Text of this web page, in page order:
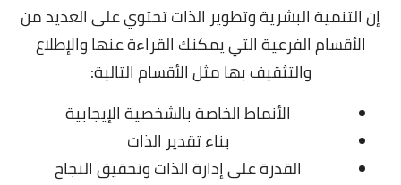
إن التنمية البشرية وتطوير الذات تحتوي على العديد من
الأقسام الفرعية التي يمكنك القراءة عنها والإطلاع
والتثقيف بها مثل الأقسام التالية:
الأنماط الخاصة بالشخصية الإيجابية
بناء تقدير الذات
القدرة على إدارة الذات وتحقيق النجاح